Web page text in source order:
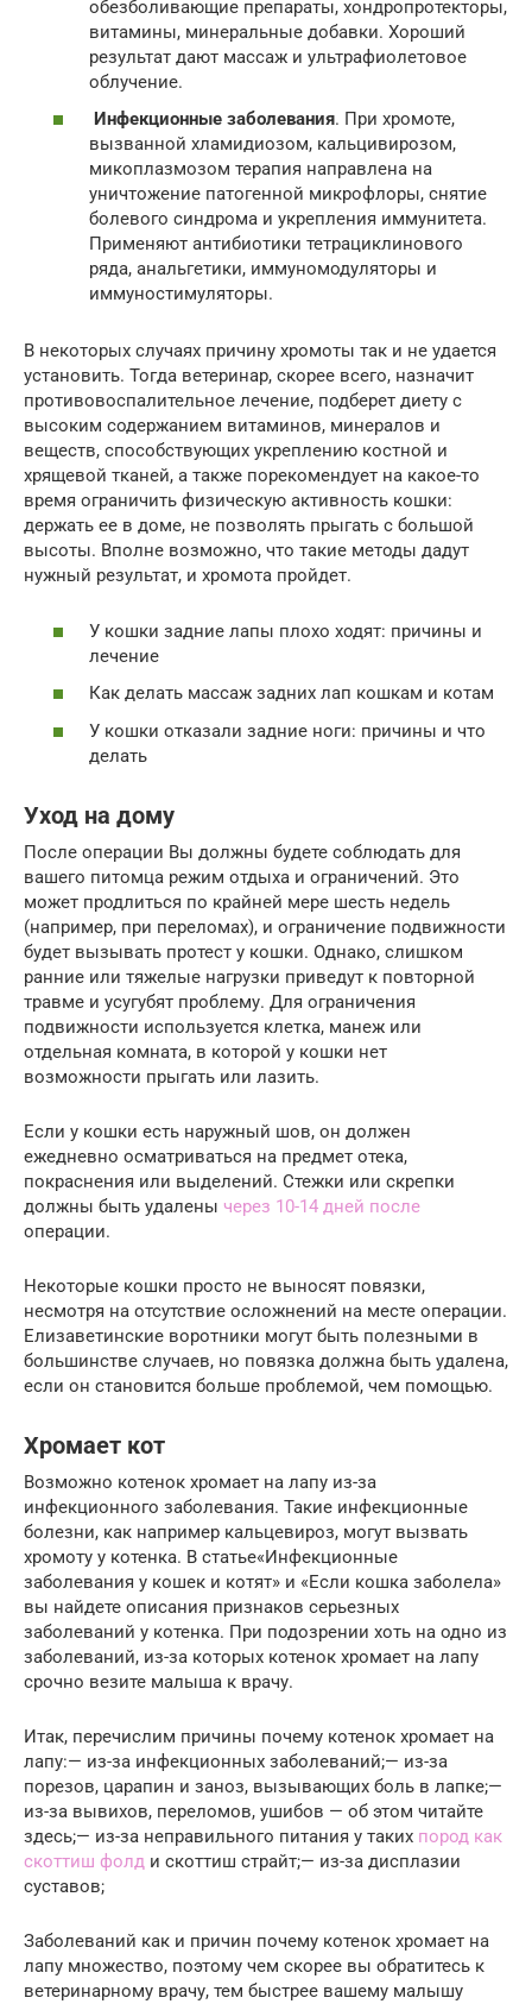
обезболивающие препараты, хондропротекторы,
витамины, минеральные добавки. Хороший
результат дают массаж и ультрафиолетовое
облучение.
Инфекционные заболевания. При хромоте,
вызванной хламидиозом, кальцивирозом,
микоплазмозом терапия направлена на
уничтожение патогенной микрофлоры, снятие
болевого синдрома и укрепления иммунитета.
Применяют антибиотики тетрациклинового
ряда, анальгетики, иммуномодуляторы и
иммуностимуляторы.
В некоторых случаях причину хромоты так и не удается
установить. Тогда ветеринар, скорее всего, назначит
противовоспалительное лечение, подберет диету с
высоким содержанием витаминов, минералов и
веществ, способствующих укреплению костной и
хрящевой тканей, а также порекомендует на какое-то
время ограничить физическую активность кошки:
держать ее в доме, не позволять прыгать с большой
высоты. Вполне возможно, что такие методы дадут
нужный результат, и хромота пройдет.
У кошки задние лапы плохо ходят: причины и
лечение
Как делать массаж задних лап кошкам и котам
У кошки отказали задние ноги: причины и что
делать
Уход на дому
После операции Вы должны будете соблюдать для
вашего питомца режим отдыха и ограничений. Это
может продлиться по крайней мере шесть недель
(например, при переломах), и ограничение подвижности
будет вызывать протест у кошки. Однако, слишком
ранние или тяжелые нагрузки приведут к повторной
травме и усугубят проблему. Для ограничения
подвижности используется клетка, манеж или
отдельная комната, в которой у кошки нет
возможности прыгать или лазить.
Если у кошки есть наружный шов, он должен
ежедневно осматриваться на предмет отека,
покраснения или выделений. Стежки или скрепки
должны быть удалены через 10-14 дней после
операции.
Некоторые кошки просто не выносят повязки,
несмотря на отсутствие осложнений на месте операции.
Елизаветинские воротники могут быть полезными в
большинстве случаев, но повязка должна быть удалена,
если он становится больше проблемой, чем помощью.
Хромает кот
Возможно котенок хромает на лапу из-за
инфекционного заболевания. Такие инфекционные
болезни, как например кальцевироз, могут вызвать
хромоту у котенка. В статье«Инфекционные
заболевания у кошек и котят» и «Если кошка заболела»
вы найдете описания признаков серьезных
заболеваний у котенка. При подозрении хоть на одно из
заболеваний, из-за которых котенок хромает на лапу
срочно везите малыша к врачу.
Итак, перечислим причины почему котенок хромает на
лапу:— из-за инфекционных заболеваний;— из-за
порезов, царапин и заноз, вызывающих боль в лапке;—
из-за вывихов, переломов, ушибов — об этом читайте
здесь;— из-за неправильного питания у таких пород как
скоттиш фолд и скоттиш страйт;— из-за дисплазии
суставов;
Заболеваний как и причин почему котенок хромает на
лапу множество, поэтому чем скорее вы обратитесь к
ветеринарному врачу, тем быстрее вашему малышу